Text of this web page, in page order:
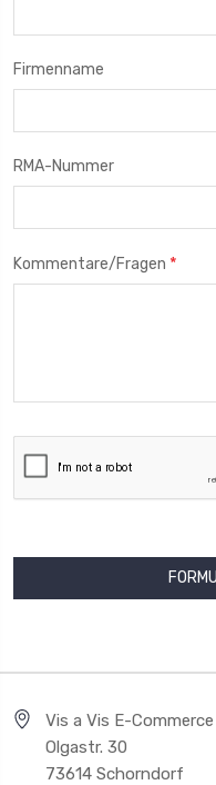
Firmenname
RMA-Nummer
Kommentare/Fragen *
Vis a Vis E-
Olgastr. 30
73614 Schorndorf